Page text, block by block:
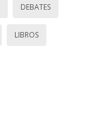
DEBATES
LIBROS